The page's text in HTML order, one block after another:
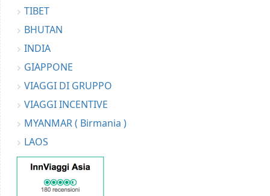
TIBET
BHUTAN
INDIA
GIAPPONE
VIAGGI DI GRUPPO
VIAGGI INCENTIVE
MYANMAR ( Birmania )
LAOS